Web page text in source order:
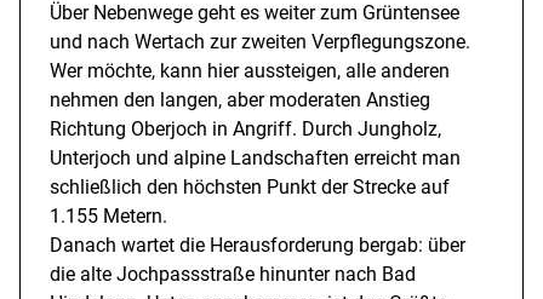
Über Nebenwege geht es weiter zum Grüntensee
und nach Wertach zur zweiten Verpflegungszone.
Wer möchte, kann hier aussteigen, alle anderen
nehmen den langen, aber moderaten Anstieg
Richtung Oberjoch in Angriff. Durch Jungholz,
Unterjoch und alpine Landschaften erreicht man
schließlich den höchsten Punkt der Strecke auf
1.155 Metern.
Danach wartet die Herausforderung bergab: über
die alte Jochpassstraße hinunter nach Bad